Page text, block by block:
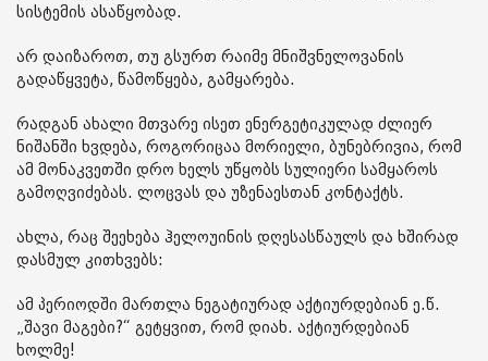
სისტემის ასაწყობად.
არ დაიზაროთ, თუ გსურთ რაიმე მნიშვნელოვანის
გადაწყვეტა, წამოწყება, გამყარება.
რადგან ახალი მთვარე ისეთ ენერგეტიკულად ძლიერ
ნიშანში ხვდება, როგორიცაა მორიელი, ბუნებრივია, რომ
ამ მონაკვეთში დრო ხელს უწყობს სულიერი სამყაროს
გამოღვიძებას. ლოცვას და უზენაესთან კონტაქტს.
ახლა, რაც შეეხება ჰელოუინის დღესასწაულს და ხშირად
დასმულ კითხვებს:
ამ პერიოდში მართლა ნეგატიურად აქტიურდებიან ე.წ.
„შავი მაგები?“ გეტყვით, რომ დიახ. აქტიურდებიან
ხოლმე!